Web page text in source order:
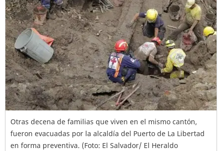
Otras decena de familias que viven en el mismo cantón,
fueron evacuadas por la alcaldía del Puerto de La Libertad
en forma preventiva. (Foto: El Salvador/ El Heraldo